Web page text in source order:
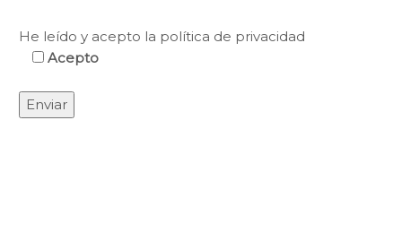
He leído y acepto la política de privacidad
Acepto